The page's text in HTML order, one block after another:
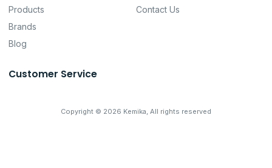
Products
Brands
Blog
Contact Us
Customer Service
Copyright © 2026 Kemika, All rights reserved